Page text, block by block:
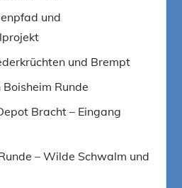
und
und Brempt
Runde
Bracht – Eingang
– Wilde Schwalm und